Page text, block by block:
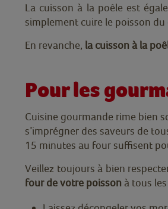
La cuisson à la poêle est
simplement cuire le poisson
En revanche, la cuisson à la
Pour les
Cuisine gourmande rime bien
s’imprégner des saveurs de
15 minutes au four suffisent
Veillez toujours à bien
four de votre poisson à tous